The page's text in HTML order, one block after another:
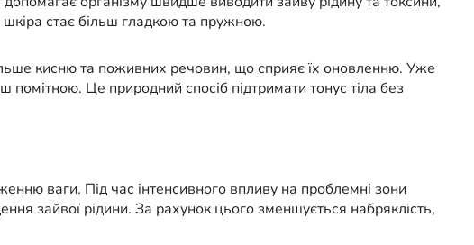
шкіра стає більш гладкою та пружною.
кисню та поживних речовин, що сприяє їх оновленню. Уже
Це природний спосіб підтримати тонус тіла без
ваги. Під час інтенсивного впливу на проблемні зони
зайвої рідини. За рахунок цього зменшується набряклість,